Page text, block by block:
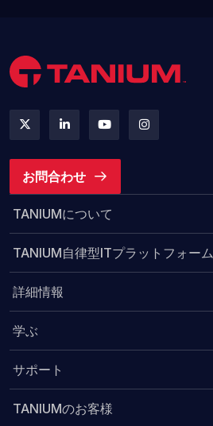
お問合わせ
TANIUMについて
TANIUM自律型ITプラットフォーム
詳細情報
学ぶ
サポート
TANIUMのお客様